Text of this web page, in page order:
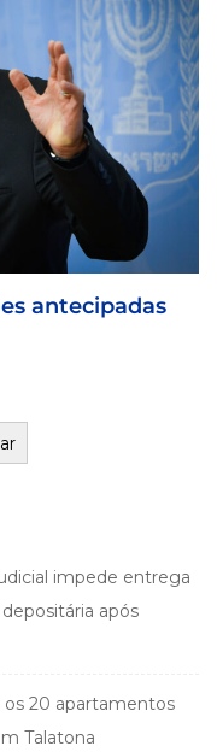
Declarações
impede entrega
após
20 apartamentos
Talatona